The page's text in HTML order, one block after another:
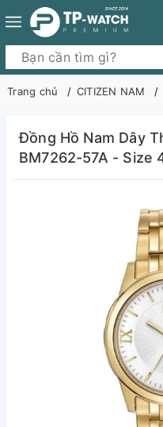
Trang chủ CITIZEN NAM
Đồng Hồ Nam Dây
BM7262-57A - Size